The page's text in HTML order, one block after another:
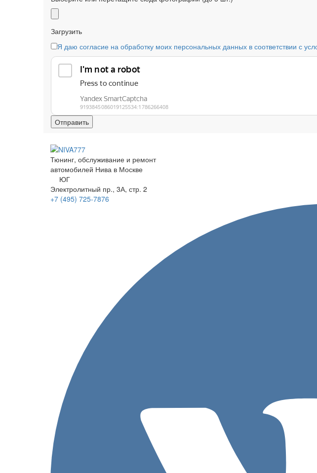
Загрузить
Я даю согласие на обработку моих персональных данных в соответствии с
Тюнинг, обслуживание и ремонт
автомобилей Нива в Москве
ЮГ
Электролитный пр., 3А, стр. 2
+7 (495) 725-7876